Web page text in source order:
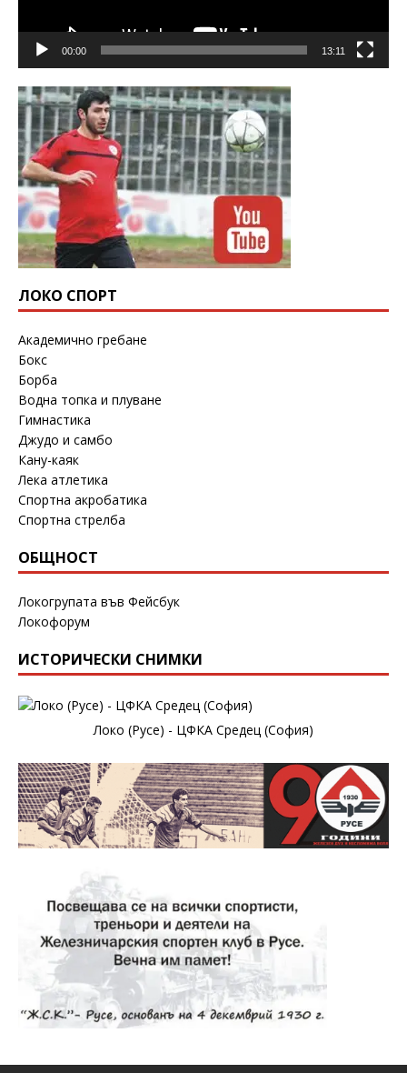
00:00 13:11
ЛОКО СПОРТ
Академично гребане
Бокс
Борба
Водна топка и плуване
Гимнастика
Джудо и самбо
Кану-каяк
Лека атлетика
Спортна акробатика
Спортна стрелба
ОБЩНОСТ
Локогрупата във Фейсбук
Локофорум
ИСТОРИЧЕСКИ СНИМКИ
Локо (Русе) - ЦФКА Средец (София)